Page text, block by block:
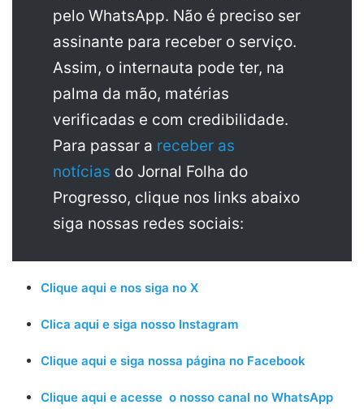
pelo WhatsApp. Não é preciso ser
assinante para receber o serviço.
Assim, o internauta pode ter, na
palma da mão, matérias
verificadas e com credibilidade.
Para passar a receber as
notícias do Jornal Folha do
Progresso, clique nos links abaixo
siga nossas redes sociais:
Clique aqui e nos siga no X
Clica aqui e siga nosso Instagram
Clique aqui e siga nossa página no Facebook
Clique aqui e acesse o nosso canal no WhatsApp